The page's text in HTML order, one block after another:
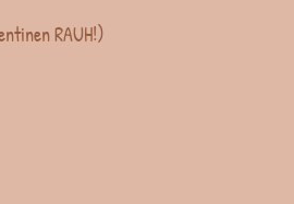
RAUH!)